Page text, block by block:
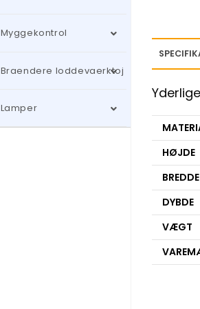
Myggekontrol
Braendere loddevaerktoj
Lamper
HØJDE
BREDDE
DYBDE
VÆGT